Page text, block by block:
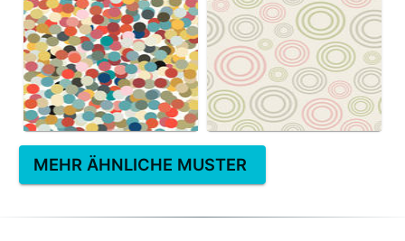
MEHR ÄHNLICHE MUSTER